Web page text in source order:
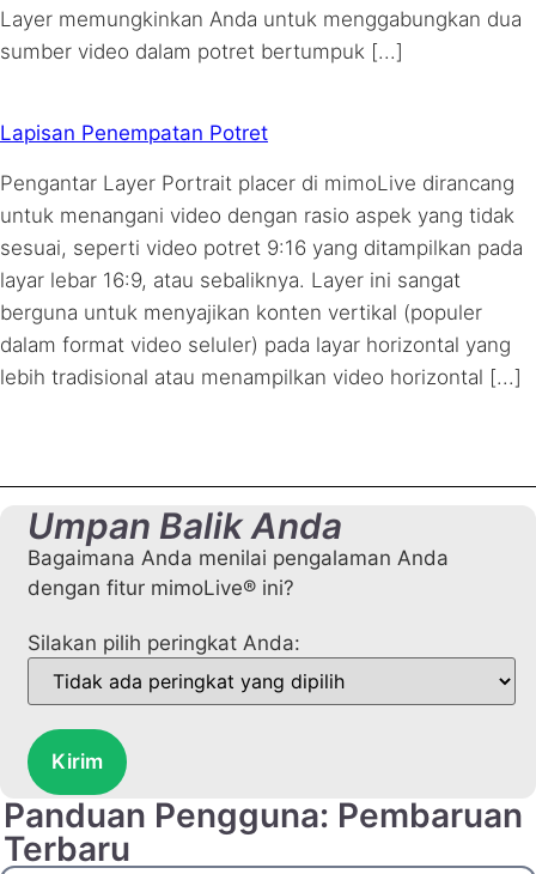
Layer memungkinkan Anda untuk menggabungkan dua
sumber video dalam potret bertumpuk [...]
Lapisan Penempatan Potret
Pengantar Layer Portrait placer di mimoLive dirancang
untuk menangani video dengan rasio aspek yang tidak
sesuai, seperti video potret 9:16 yang ditampilkan pada
layar lebar 16:9, atau sebaliknya. Layer ini sangat
berguna untuk menyajikan konten vertikal (populer
dalam format video seluler) pada layar horizontal yang
lebih tradisional atau menampilkan video horizontal [...]
Umpan Balik Anda
Bagaimana Anda menilai pengalaman Anda
dengan fitur mimoLive® ini?
Silakan pilih peringkat Anda:
Kirim
Panduan Pengguna: Pembaruan
Terbaru